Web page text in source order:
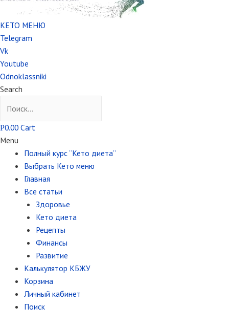
КЕТО МЕНЮ
Telegram
Vk
Youtube
Odnoklassniki
Search
Р0.00 Cart
Menu
Полный курс “Кето диета”
Выбрать Кето меню
Главная
Все статьи
Здоровье
Кето диета
Рецепты
Финансы
Развитие
Калькулятор КБЖУ
Корзина
Личный кабинет
Поиск